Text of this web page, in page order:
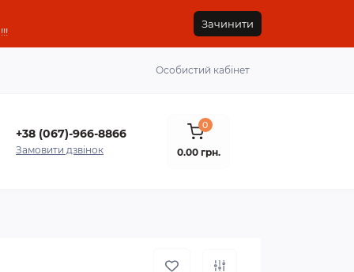
Зачинити
Особистий кабінет
+38 (067)-966-8866
Замовити дзвінок
0
0.00 грн.